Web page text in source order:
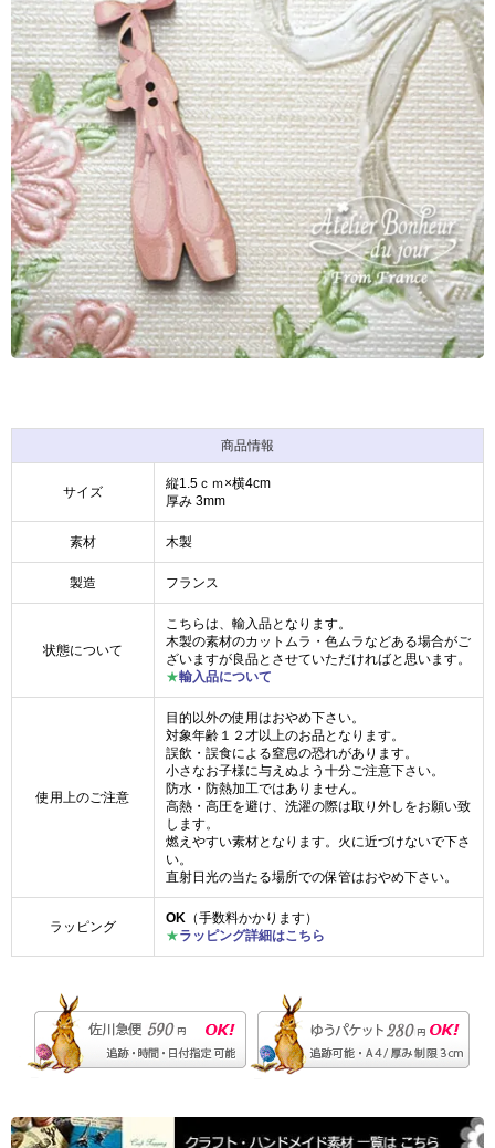
商品情報
サイズ
縦1.5ｃｍ×横4cm
厚み 3mm
素材 木製
製造 フランス
状態について
こちらは、輸入品となります。
木製の素材のカットムラ・色ムラなどある場合がご
ざいますが良品とさせていただければと思います。
★輸入品について
使用上のご注意
目的以外の使用はおやめ下さい。
対象年齢１２才以上のお品となります。
誤飲・誤食による窒息の恐れがあります。
小さなお子様に与えぬよう十分ご注意下さい。
防水・防熱加工ではありません。
高熱・高圧を避け、洗濯の際は取り外しをお願い致
します。
燃えやすい素材となります。火に近づけないで下さ
い。
直射日光の当たる場所での保管はおやめ下さい。
ラッピング
OK （手数料かかります）
★ラッピング詳細はこちら